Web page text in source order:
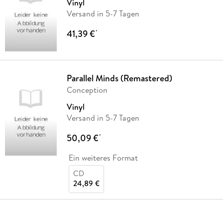
Vinyl
Versand in 5-7 Tagen
41,39 €*
Parallel Minds (Remastered)
Conception
Vinyl
Versand in 5-7 Tagen
50,09 €*
Ein weiteres Format
CD
24,89 €